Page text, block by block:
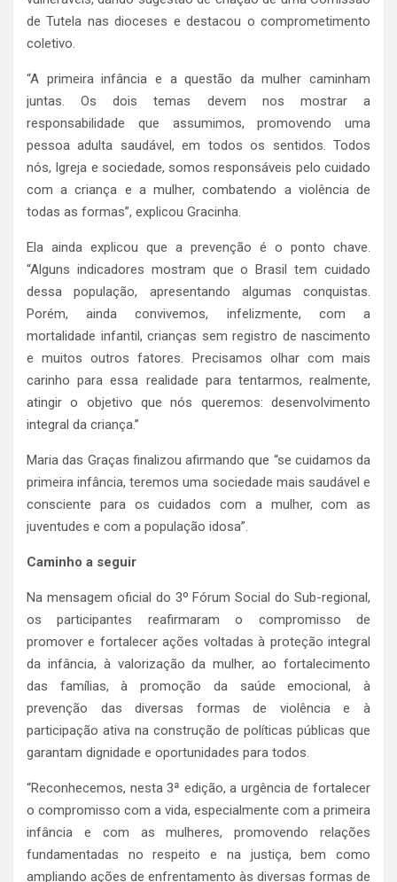
de Tutela nas dioceses e destacou o comprometimento
coletivo.
“A primeira infância e a questão da mulher caminham
juntas. Os dois temas devem nos mostrar a
responsabilidade que assumimos, promovendo uma
pessoa adulta saudável, em todos os sentidos. Todos
nós, Igreja e sociedade, somos responsáveis pelo cuidado
com a criança e a mulher, combatendo a violência de
todas as formas”, explicou Gracinha.
Ela ainda explicou que a prevenção é o ponto chave.
“Alguns indicadores mostram que o Brasil tem cuidado
dessa população, apresentando algumas conquistas.
Porém, ainda convivemos, infelizmente, com a
mortalidade infantil, crianças sem registro de nascimento
e muitos outros fatores. Precisamos olhar com mais
carinho para essa realidade para tentarmos, realmente,
atingir o objetivo que nós queremos: desenvolvimento
integral da criança.”
Maria das Graças finalizou afirmando que “se cuidamos da
primeira infância, teremos uma sociedade mais saudável e
consciente para os cuidados com a mulher, com as
juventudes e com a população idosa”.
Caminho a seguir
Na mensagem oficial do 3º Fórum Social do Sub-regional,
os participantes reafirmaram o compromisso de
promover e fortalecer ações voltadas à proteção integral
da infância, à valorização da mulher, ao fortalecimento
das famílias, à promoção da saúde emocional, à
prevenção das diversas formas de violência e à
participação ativa na construção de políticas públicas que
garantam dignidade e oportunidades para todos.
“Reconhecemos, nesta 3ª edição, a urgência de fortalecer
o compromisso com a vida, especialmente com a primeira
infância e com as mulheres, promovendo relações
fundamentadas no respeito e na justiça, bem como
ampliando ações de enfrentamento às diversas formas de